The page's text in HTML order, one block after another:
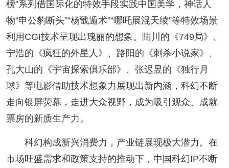
榜”系列借国际化的特效手段实践中国美学，神话人
物“申公豹断头”“杨戬遁术”“哪吒展混天绫”等特效场景
利用CGI技术呈现出瑰丽的想象。陆川的《749局》、
宁浩的《疯狂的外星人》、路阳的《刺杀小说家》、
孔大山的《宇宙探索俱乐部》、张迟昱的《独行月
球》等电影借助技术想象力展现出新内涵，科幻不断
走向银屏荧幕，走进大众视野，成为吸引观众、成就
票房的新质生产力。
科幻构成新兴消费力，产业链展现极大潜力。在
市场旺盛需求和政策支持的推动下，中国科幻IP不断